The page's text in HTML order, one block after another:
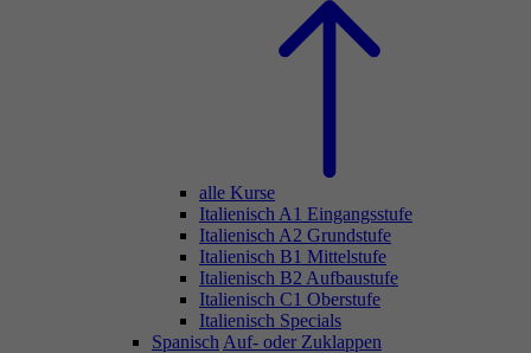
alle Kurse
Italienisch A1 Eingangsstufe
Italienisch A2 Grundstufe
Italienisch B1 Mittelstufe
Italienisch B2 Aufbaustufe
Italienisch C1 Oberstufe
Italienisch Specials
Spanisch Auf- oder Zuklappen